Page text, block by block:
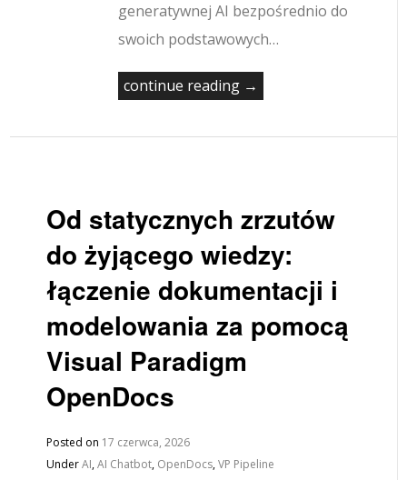
generatywnej AI bezpośrednio do
swoich podstawowych…
continue reading →
Od statycznych zrzutów
do żyjącego wiedzy:
łączenie dokumentacji i
modelowania za pomocą
Visual Paradigm
OpenDocs
Posted on 17 czerwca, 2026
UnderAI,AI Chatbot, OpenDocs,VP Pipeline